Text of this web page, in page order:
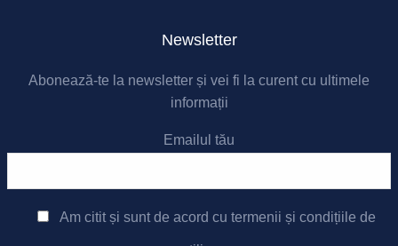
Newsletter
Abonează-te la newsletter și vei fi la curent cu ultimele
informații
Emailul tău
Am citit și sunt de acord cu termenii și condițiile de